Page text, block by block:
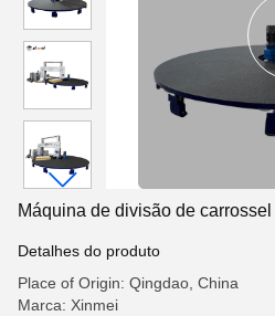
Máquina de divisão de
Detalhes do produto
Place of Origin: Qingdao, China
Marca: Xinmei